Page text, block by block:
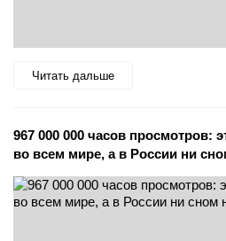
Читать дальше
967 000 000 часов просмотров:
во всем мире, а в России ни